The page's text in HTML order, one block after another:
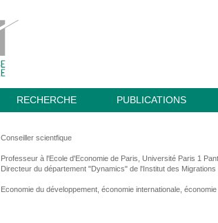
RECHERCHE PUBLICATIONS
Conseiller scientfique
Professeur à l'Ecole d'Economie de Paris, Université Paris 1
Directeur du département "Dynamics" de l'Institut des Migrations
Economie du développement, économie internationale,